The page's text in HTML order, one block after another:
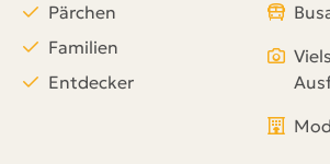
Pärchen
Familien
Entdecker